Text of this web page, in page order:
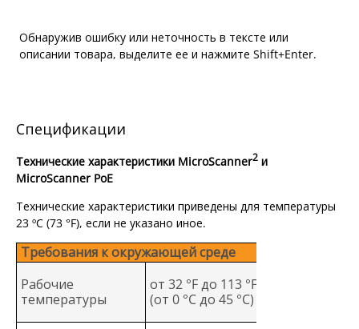
Обнаружив ошибку или неточность в тексте или
описании товара, выделите ее и нажмите Shift+Enter.
Спецификации
Технические характеристики MicroScanner2 и
MicroScanner PoE
Технические характеристики приведены для температуры
23 ºC (73 °F), если не указано иное.
Требования к окружающей среде
Рабочие
температуры
от 32 °F до 113 °F
(от 0 °C до 45 °C)